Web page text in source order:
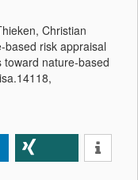
Christian
based risk appraisal
toward nature-based